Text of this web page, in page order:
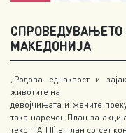
СПРОВЕДУВАЊЕТО
МАКЕДОНИЈА
„Родова еднаквост и
животите на
девојчињата и жените
така наречен План за
текст ГАП II) е план со сет